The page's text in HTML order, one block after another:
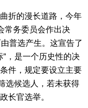
折的漫长道路，今年
常务委员会作出决
普选产生。这宣告了
，是一个历史性的决
件，规定要设立主要
选候选人，若未获得
长官选举。